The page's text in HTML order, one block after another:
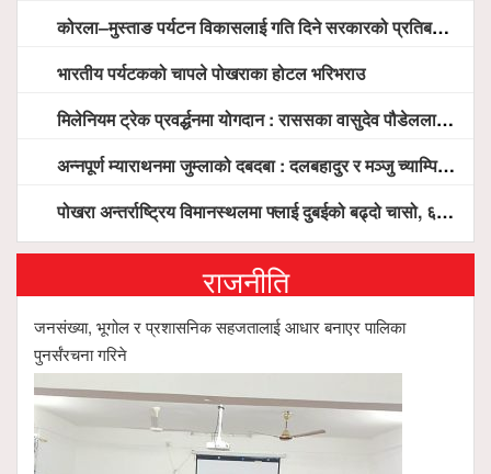
कोरला–मुस्ताङ पर्यटन विकासलाई गति दिने सरकारको प्रतिबद्धता, स्थानीय सरोकारवालासँग व्यापक छलफल
भारतीय पर्यटकको चापले पोखराका होटल भरिभराउ
मिलेनियम ट्रेक प्रवर्द्धनमा योगदान : राससका वासुदेव पौडेललाई ‘मिलेनियम ट्रेक अवार्ड’ प्रदान गरिने
अन्नपूर्ण म्याराथनमा जुम्लाको दबदबा : दलबहादुर र मञ्जु च्याम्पियन, नगदसहित भव्य सम्मान
पोखरा अन्तर्राष्ट्रिय विमानस्थलमा फ्लाई दुबईको बढ्दो चासो, ६ घण्टा लामो प्राविधिक निरीक्षणपछि दैनिक उडानको ढोका खुल्दै
राजनीति
जनसंख्या, भूगोल र प्रशासनिक सहजतालाई आधार बनाएर पालिका
पुनर्संरचना गरिने